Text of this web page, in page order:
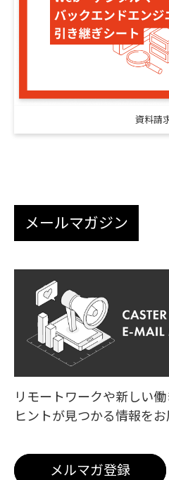
資料請
メールマガジン
リモートワークや新しい働
ヒントが見つかる情報をお
メルマガ登録